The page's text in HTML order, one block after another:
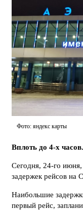
Фото: яндекс карты
Вплоть до 4-х часов.
Сегодня, 24-го
задержек рейсов на
Наибольшие
первый рейс,